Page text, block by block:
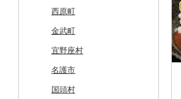
当別町
占冠村
上士幌町
平取町
七飯町
涌谷町
東松島市
米沢市
国見町
檜枝岐村
喜多方市
南相馬市
会津若松市
小美玉市
日立市
大子町
鹿嶋市
阿見町
加須市
三郷市
八潮市
越生町
さいたま市
印西市
神崎町
船橋市
千葉市
白井市
国立市
品川区
福生市
小平市
文京区
座間市
二宮町
千曲市
辰野町
茅野市
喬木村
阿智村
岐阜県（県庁）
下呂市
多治見市
垂井町
恵那市
清水町
南伊豆町
松崎町
湖西市
磐田市
あま市
岩倉市
小牧市
愛西市
長久手市
太子町
岬町
千早赤阪村
東大阪市
摂津市
芦屋市
神戸市
川西市
三田市
赤穂市
葛城市
三宅町
生駒市
東吉野村
五條市
かつらぎ町
田辺市
北山村
串本町
安芸市
本山町
土佐清水市
北川村
佐川町
遠賀町
大任町
北九州市
宇美町
小郡市
山都町
阿蘇市
合志市
美里町
苓北町
美郷町
諸塚村
都農町
錦江町
霧島市
鹿児島県（県庁）
阿久根市
日置市
西原町
金武町
宜野座村
名護市
国頭村